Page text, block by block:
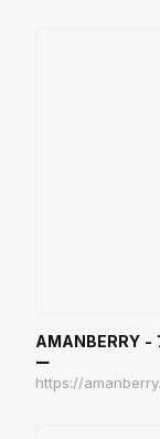
AMANBERRY -
ー
https://